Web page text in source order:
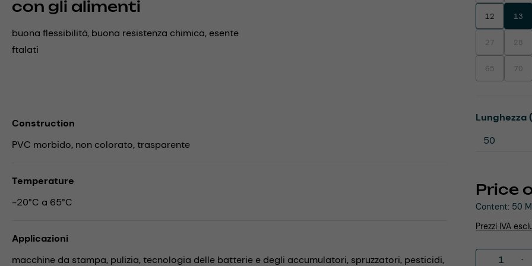
con gli alimenti
buona flessibilità, buona resistenza chimica, esente
ftalati
Price
Content: 50
Prezzi IVA
12 13
27(This option is
28
65(This option
70
Select
Lunghezza
Construction
PVC morbido, non colorato, trasparente
Temperature
-20°C a 65°C
Applicazioni
macchine da stampa, pulizia,tecnologia delle batterie e degli accumulatori, spruzzatori, pesticidi,